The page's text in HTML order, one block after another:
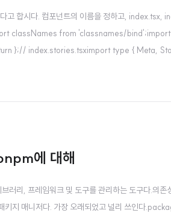
고 합시다. 컴포넌트의 이름을 정하고,
classNames from 'classnames/
};// index.stories.tsximport type { Meta,
에 대해
러리, 프레임워크 및 도구를 관리하는 도구다.의
매니저다. 가장 오래되었고 널리 쓰인다